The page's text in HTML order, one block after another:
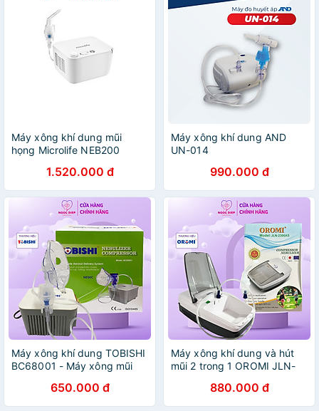
Tạo Hạt Sương Mịn Vào
Đường Hô Hấp, Hỗ Trợ Điều
Trị Các Bệnh Về Phổi
Máy xông khí dung mũi
họng Microlife NEB200
1.520.000 đ
Máy xông khí dung AND
UN-014
990.000 đ
Máy xông khí dung TOBISHI
BC68001 - Máy xông mũi
650.000 đ
Máy xông khí dung và hút
mũi 2 trong 1 OROMI JLN-
họng cho người lớn, trẻ em -
Bảo hành 6 năm
880.000 đ